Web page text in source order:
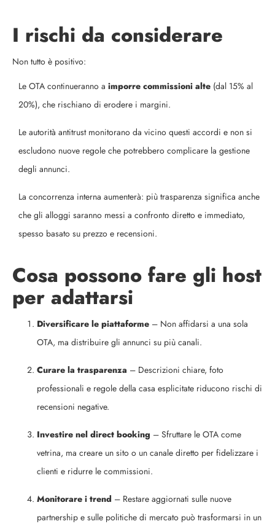
I rischi da considerare
Non tutto è positivo:
Le OTA continueranno a imporre commissioni alte (dal 15% al
20%), che rischiano di erodere i margini.
Le autorità antitrust monitorano da vicino questi accordi e non si
escludono nuove regole che potrebbero complicare la gestione
degli annunci.
La concorrenza interna aumenterà: più trasparenza significa anche
che gli alloggi saranno messi a confronto diretto e immediato,
spesso basato su prezzo e recensioni.
Cosa possono fare gli host
per adattarsi
Diversificare le piattaforme – Non affidarsi a una sola
OTA, ma distribuire gli annunci su più canali.
Curare la trasparenza – Descrizioni chiare, foto
professionali e regole della casa esplicitate riducono rischi di
recensioni negative.
Investire nel direct booking – Sfruttare le OTA come
vetrina, ma creare un sito o un canale diretto per fidelizzare i
clienti e ridurre le commissioni.
Monitorare i trend – Restare aggiornati sulle nuove
partnership e sulle politiche di mercato può trasformarsi in un